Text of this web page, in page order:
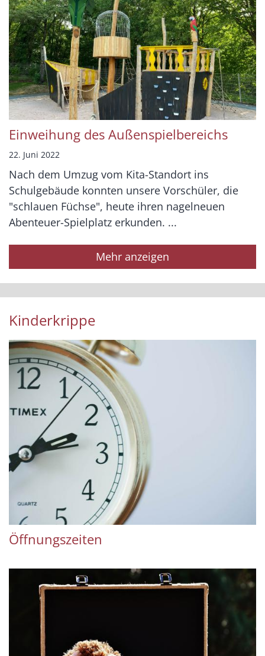
Einweihung des Außenspielbereichs
22. Juni 2022
Nach dem Umzug vom Kita-Standort ins
Schulgebäude konnten unsere Vorschüler, die
"schlauen Füchse", heute ihren nagelneuen
Abenteuer-Spielplatz erkunden. ...
Mehr anzeigen
Kinderkrippe
Öffnungszeiten